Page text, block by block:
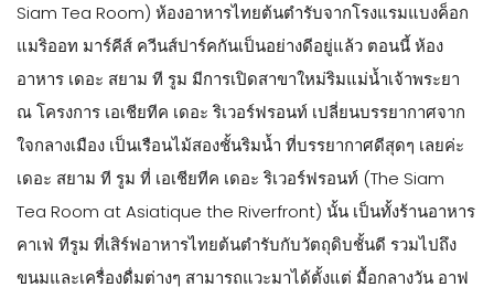
Siam Tea Room) ห้องอาหารไทยต้นตำรับจากโรงแรมแบงค็อก
แมริออท มาร์คีส์ ควีนส์ปาร์คกันเป็นอย่างดีอยู่แล้ว ตอนนี้ ห้อง
อาหาร เดอะ สยาม ที รูม มีการเปิดสาขาใหม่ริมแม่น้ำเจ้าพระยา
ณ โครงการ เอเชียทีค เดอะ ริเวอร์ฟรอนท์ เปลี่ยนบรรยากาศจาก
ใจกลางเมือง เป็นเรือนไม้สองชั้นริมน้ำ ที่บรรยากาศดีสุดๆ เลยค่ะ
เดอะ สยาม ที รูม ที่ เอเชียทีค เดอะ ริเวอร์ฟรอนท์ (The Siam
Tea Room at Asiatique the Riverfront) นั้น เป็นทั้งร้านอาหาร
คาเฟ่ ทีรูม ที่เสิร์ฟอาหารไทยต้นตำรับกับวัตถุดิบชั้นดี รวมไปถึง
ขนมและเครื่องดื่มต่างๆ สามารถแวะมาได้ตั้งแต่ มื้อกลางวัน อาฟ